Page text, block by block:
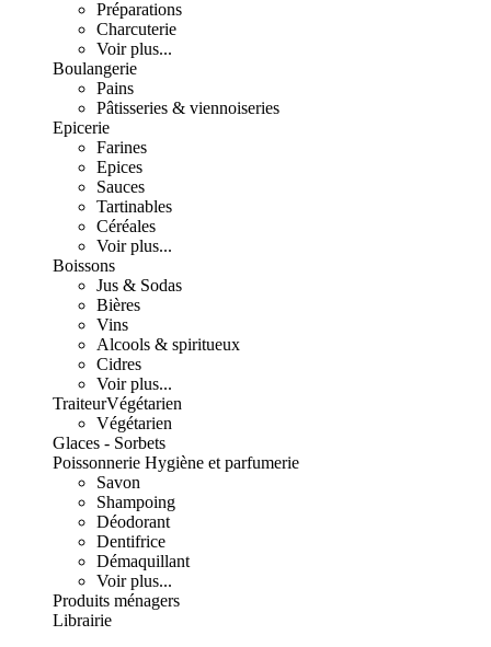
Préparations
Charcuterie
Voir plus...
Boulangerie
Pains
Pâtisseries & viennoiseries
Epicerie
Farines
Epices
Sauces
Tartinables
Céréales
Voir plus...
Boissons
Jus & Sodas
Bières
Vins
Alcools & spiritueux
Cidres
Voir plus...
TraiteurVégétarien
Végétarien
Glaces - Sorbets
Poissonnerie Hygiène et parfumerie
Savon
Shampoing
Déodorant
Dentifrice
Démaquillant
Voir plus...
Produits ménagers
Librairie